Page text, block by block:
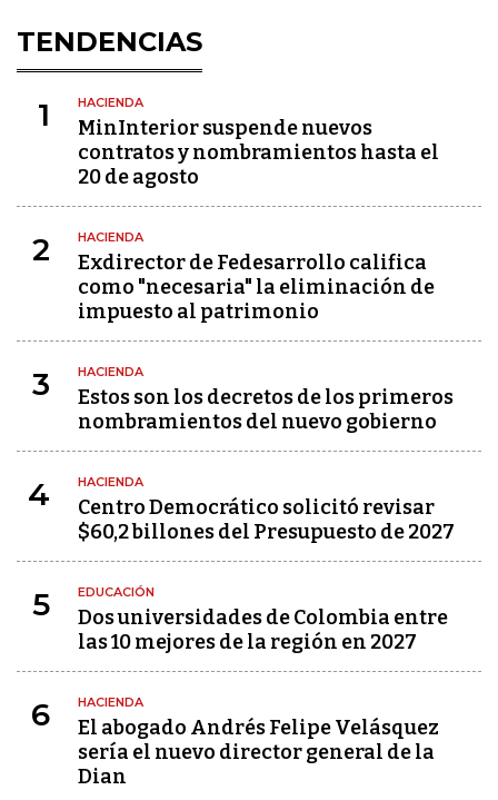
TENDENCIAS
1 HACIENDA
MinInterior suspende nuevos
contratos y nombramientos hasta el
20 de agosto
2 HACIENDA
Exdirector de Fedesarrollo califica
como "necesaria" la eliminación de
impuesto al patrimonio
3 HACIENDA
Estos son los decretos de los primeros
nombramientos del nuevo gobierno
4 HACIENDA
Centro Democrático solicitó revisar
$60,2 billones del Presupuesto de 2027
5 EDUCACIÓN
Dos universidades de Colombia entre
las 10 mejores de la región en 2027
6 HACIENDA
El abogado Andrés Felipe Velásquez
sería el nuevo director general de la
Dian